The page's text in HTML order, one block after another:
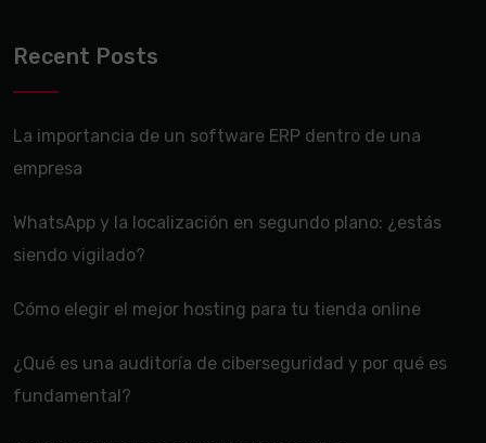
Recent Posts
La importancia de un software ERP dentro de una
empresa
WhatsApp y la localización en segundo plano: ¿estás
siendo vigilado?
Cómo elegir el mejor hosting para tu tienda online
¿Qué es una auditoría de ciberseguridad y por qué es
fundamental?